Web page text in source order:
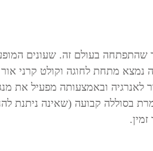
שהתפתחה בעולם זה. שעונים
נמצא מתחת לחוגה וקולט קרני
לאנרגיה ובאמצעותה מפעיל את
בסוללה קבועה (שאינה ניתנת